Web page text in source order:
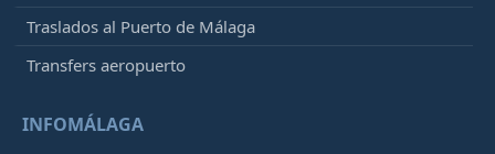
Traslados al Puerto de Málaga
Transfers aeropuerto
INFOMÁLAGA